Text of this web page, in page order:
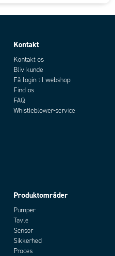
Kontakt
Kontakt os
Bliv kunde
Få login til webshop
Find os
FAQ
Whistleblower-service
Produktområder
Pumper
Tavle
Sensor
Sikkerhed
Proces